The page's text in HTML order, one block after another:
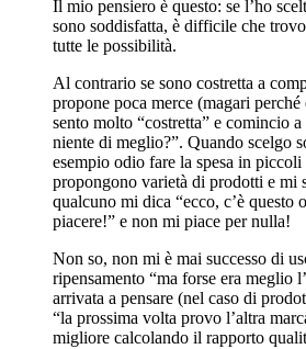
Il mio pensiero è questo: se l’ho
sono soddisfatta, è difficile che
tutte le possibilità.
Al contrario se sono costretta a
propone poca merce (magari
sento molto “costretta” e comincio
niente di meglio?”. Quando scelgo
esempio odio fare la spesa in
propongono varietà di prodotti e mi
qualcuno mi dica “ecco, c’è questo
piacere!” e non mi piace per nulla!
Non so, non mi è mai successo di
ripensamento “ma forse era
arrivata a pensare (nel caso di
“la prossima volta provo l’altra
migliore calcolando il rapporto